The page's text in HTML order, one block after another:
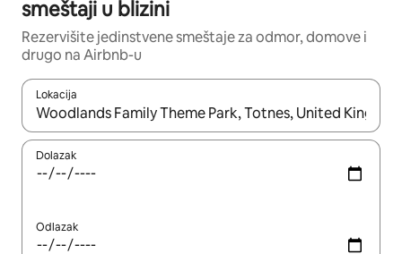
smeštaji u blizini
Rezervišite jedinstvene smeštaje za odmor, domove i
drugo na Airbnb-u
Lokacija
Kad su rezultati dostupni, možete da se krećete kroz njih
Dolazak
Odlazak